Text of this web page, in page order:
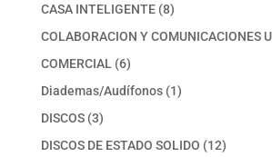
CASA INTELIGENTE 88
productos
COLABORACION Y COMUNICACIONES
COMERCIAL 66
productos
Diademas/Audífonos 11
DISCOS 33
productos
DISCOS DE ESTADO SOLIDO 1212